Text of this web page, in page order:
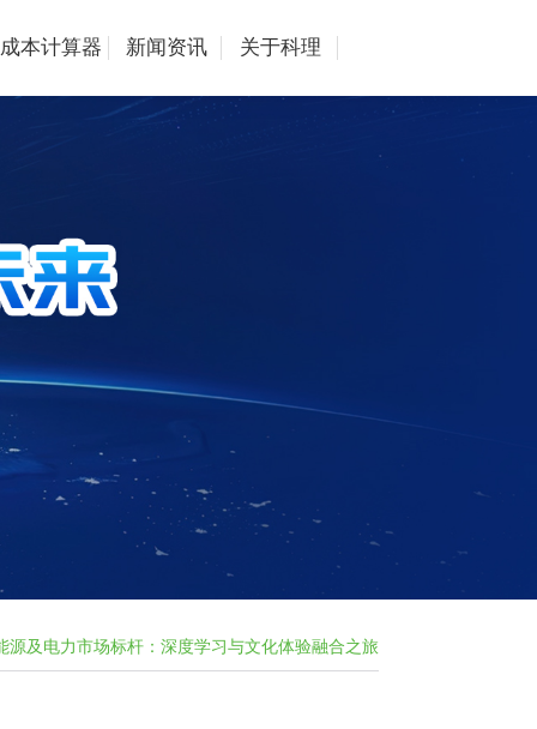
成本计算器 新闻资讯 关于科理
源及电力市场标杆：深度学习与文化体验融合之旅